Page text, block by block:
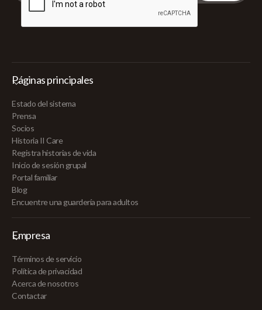
Páginas principales
Estado del sistema
Prensa
Socios
Historia II Care
Registra historias de vida
Inicio de sesión grupal
Portal familiar
Blog
Encuentre una guardería para adultos
Empresa
Términos de servicio
Política de privacidad
Acerca de nosotros
Contactar